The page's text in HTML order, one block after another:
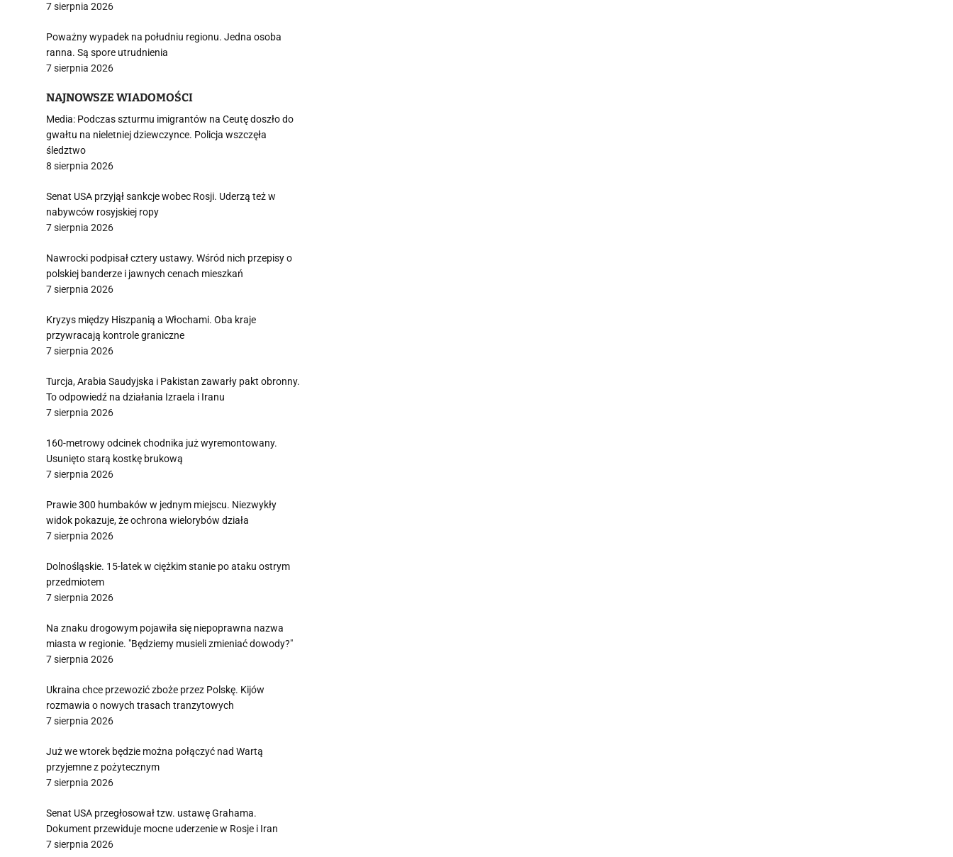
7 sierpnia 2026
Poważny wypadek na południu regionu. Jedna osoba
ranna. Są spore utrudnienia
7 sierpnia 2026
NAJNOWSZE WIADOMOŚCI
Media: Podczas szturmu imigrantów na Ceutę doszło do
gwałtu na nieletniej dziewczynce. Policja wszczęła
śledztwo
8 sierpnia 2026
Senat USA przyjął sankcje wobec Rosji. Uderzą też w
nabywców rosyjskiej ropy
7 sierpnia 2026
Nawrocki podpisał cztery ustawy. Wśród nich przepisy o
polskiej banderze i jawnych cenach mieszkań
7 sierpnia 2026
Kryzys między Hiszpanią a Włochami. Oba kraje
przywracają kontrole graniczne
7 sierpnia 2026
Turcja, Arabia Saudyjska i Pakistan zawarły pakt obronny.
To odpowiedź na działania Izraela i Iranu
7 sierpnia 2026
160-metrowy odcinek chodnika już wyremontowany.
Usunięto starą kostkę brukową
7 sierpnia 2026
Prawie 300 humbaków w jednym miejscu. Niezwykły
widok pokazuje, że ochrona wielorybów działa
7 sierpnia 2026
Dolnośląskie. 15-latek w ciężkim stanie po ataku ostrym
przedmiotem
7 sierpnia 2026
Na znaku drogowym pojawiła się niepoprawna nazwa
miasta w regionie. "Będziemy musieli zmieniać dowody?"
7 sierpnia 2026
Ukraina chce przewozić zboże przez Polskę. Kijów
rozmawia o nowych trasach tranzytowych
7 sierpnia 2026
Już we wtorek będzie można połączyć nad Wartą
przyjemne z pożytecznym
7 sierpnia 2026
Senat USA przegłosował tzw. ustawę Grahama.
Dokument przewiduje mocne uderzenie w Rosje i Iran
7 sierpnia 2026